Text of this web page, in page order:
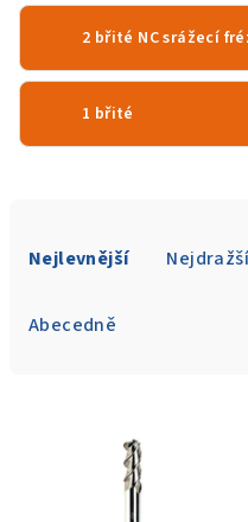
2 břité NC srážecí
1 břité
Nejlevnější Nejdražší
Abecedně